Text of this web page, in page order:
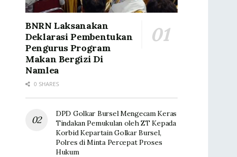
BNRN Laksanakan
Deklarasi Pembentukan
Pengurus Program
Makan Bergizi Di
Namlea
0 SHARES
DPD Golkar Bursel Mengecam Keras
Tindakan Pemukulan oleh ZT Kepada
Korbid Kepartain Golkar Bursel,
Polres di Minta Percepat Proses
Hukum